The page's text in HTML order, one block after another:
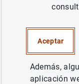
Gestión de
Gestión de
y retenciones
Abono de
Aceptar
Además,
aplicación